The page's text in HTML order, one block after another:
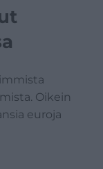
Oikein
euroja